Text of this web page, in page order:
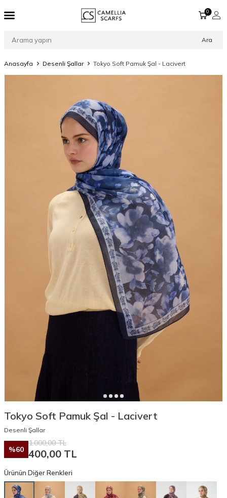
Ara
0
Anasayfa Desenli Şallar Tokyo Soft Pamuk Şal - Lacivert
Tokyo Soft Pamuk Şal - Lacivert
Desenli Şallar
%60
1.000,00TL
400,00 TL
Ürünün Diğer Renkleri